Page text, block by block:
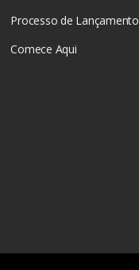
Processo de Lançamento
Comece Aqui